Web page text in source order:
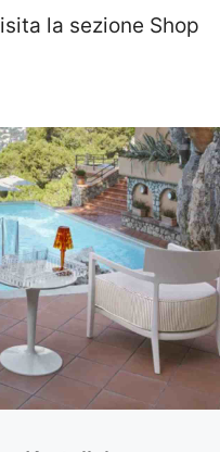
la sezione Shop